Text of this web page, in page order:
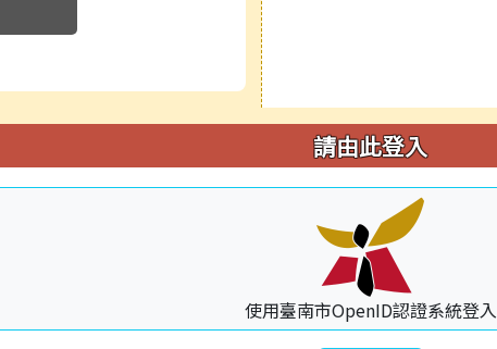
請由此登入
使用臺南市OpenID認證系統登入